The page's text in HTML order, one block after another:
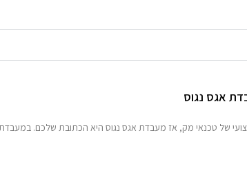
אגס נגוס
של טכנאי מק, אז מעבדת אגס נגוס היא הכתובת שלכם. במעבדת